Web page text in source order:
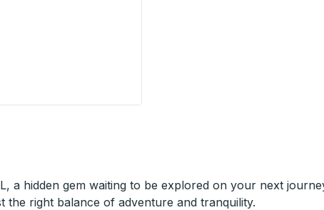
a hidden gem waiting to be explored on your next
the right balance of adventure and tranquility.